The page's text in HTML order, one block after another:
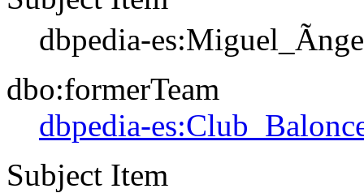
dbpedia-
dbo:formerTeam
dbpedia-
Subject Item